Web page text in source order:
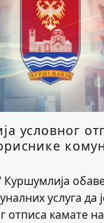
условног
Куршумлија
услуга да
отписа камате